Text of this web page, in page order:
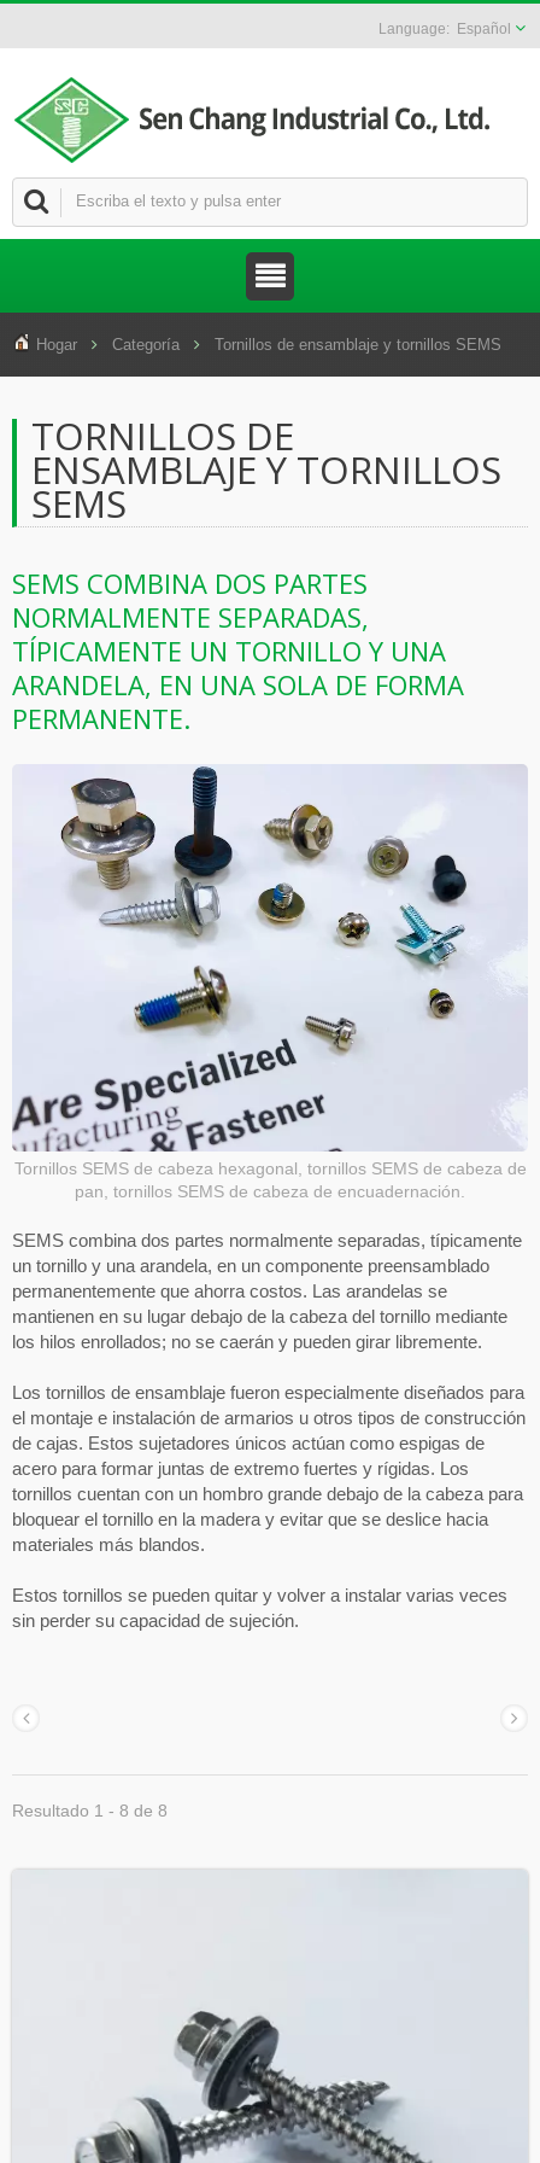
Español
Hogar Categoría Tornillos de ensamblaje y tornillos SEMS
TORNILLOS DE
ENSAMBLAJE Y TORNILLOS
SEMS
SEMS COMBINA DOS PARTES
NORMALMENTE SEPARADAS,
TÍPICAMENTE UN TORNILLO Y UNA
ARANDELA, EN UNA SOLA DE FORMA
PERMANENTE.
Tornillos SEMS de cabeza hexagonal, tornillos SEMS de cabeza de
pan, tornillos SEMS de cabeza de encuadernación.
SEMS combina dos partes normalmente separadas, típicamente
un tornillo y una arandela, en un componente preensamblado
permanentemente que ahorra costos. Las arandelas se
mantienen en su lugar debajo de la cabeza del tornillo mediante
los hilos enrollados; no se caerán y pueden girar libremente.
Los tornillos de ensamblaje fueron especialmente diseñados para
el montaje e instalación de armarios u otros tipos de construcción
de cajas. Estos sujetadores únicos actúan como espigas de
acero para formar juntas de extremo fuertes y rígidas. Los
tornillos cuentan con un hombro grande debajo de la cabeza para
bloquear el tornillo en la madera y evitar que se deslice hacia
materiales más blandos.
Estos tornillos se pueden quitar y volver a instalar varias veces
sin perder su capacidad de sujeción.
Resultado 1 - 8 de 8